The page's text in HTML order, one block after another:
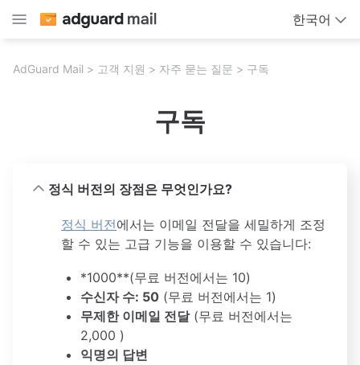
한국어
AdGuard Mail 고객 지원 자주 묻는 질문 구독
구독
정식 버전의 장점은 무엇인가요?
정식 버전에서는 이메일 전달을 세밀하게 조정
할 수 있는 고급 기능을 이용할 수 있습니다:
*1000**(무료 버전에서는 10)
수신자 수: 50 (무료 버전에서는 1)
무제한 이메일 전달(무료 버전에서는
2,000 )
익명의 답변